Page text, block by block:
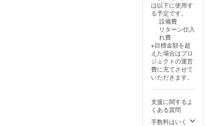
は以下に使用す
る予定です。
設備費
リターン仕入
れ費
※目標金額を超
えた場合はプロ
ジェクトの運営
費に充てさせて
いただきます。
支援に関するよ
くある質問
手数料はいく